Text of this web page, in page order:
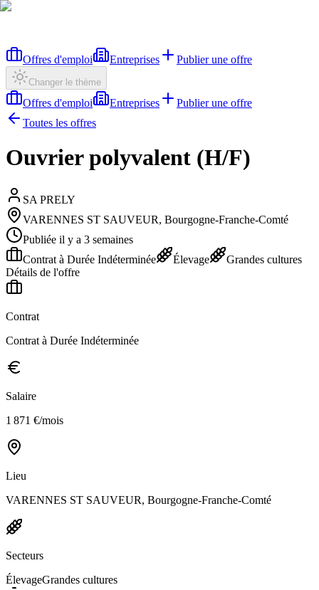
Offres d'emploi Entreprises Publier une offre
Changer le thème
Offres d'emploi Entreprises
Publier une offre
Toutes les offres
Ouvrier polyvalent (H/F)
SA PRELY
VARENNES ST SAUVEUR, Bourgogne-Franche-Comté
Publiée il y a 3 semaines
Contrat à Durée Indéterminée
Élevage
Grandes cultures
Détails de l'offre
Contrat
Contrat à Durée Indéterminée
Salaire
1 871 €/mois
Lieu
VARENNES ST SAUVEUR, Bourgogne-Franche-Comté
Secteurs
ÉlevageGrandes cultures